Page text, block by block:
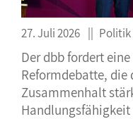
27. Juli 2026 Politik
Der dbb fordert
Reformdebatte,
Zusammenhalt
Handlungsfähigkeit